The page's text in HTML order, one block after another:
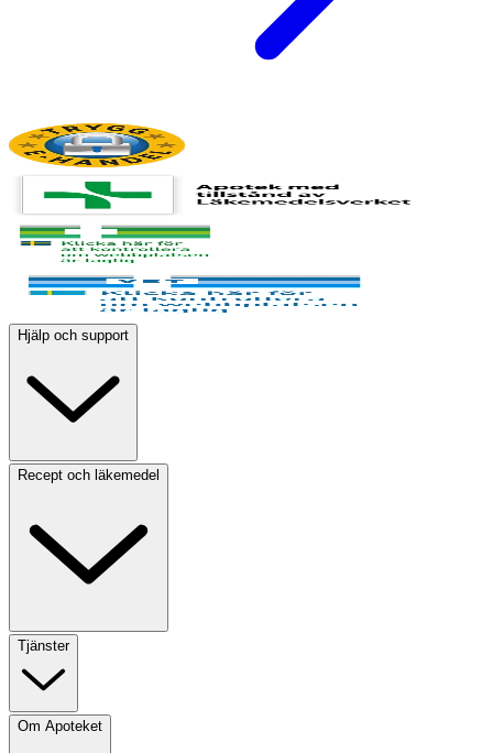
Hjälp och support
Recept och läkemedel
Tjänster
Om Apoteket